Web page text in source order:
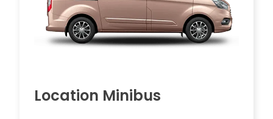
Location Minibus